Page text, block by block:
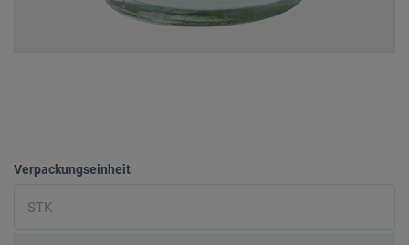
Verpackungseinheit